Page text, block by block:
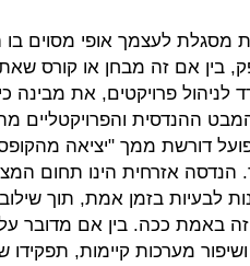
מסגלת לעצמך אופי מסוים
בין אם זה מבחן או קורס שאת
פרויקטים, את מבינה
ההנדסית והפרויקטליים
דורשת ממך "יציאה
אזרחית הינו תחום
לבעיות בזמן אמת, תוך
באמת ככה. בין אם מדובר על
מערכות קיימות,